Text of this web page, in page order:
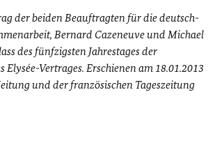
der beiden Beauftragten für die deutsch-
Bernard Cazeneuve und Michael
des fünfzigsten Jahrestages der
Elysée-Vertrages. Erschienen am 18.01.2013
und der französischen Tageszeitung